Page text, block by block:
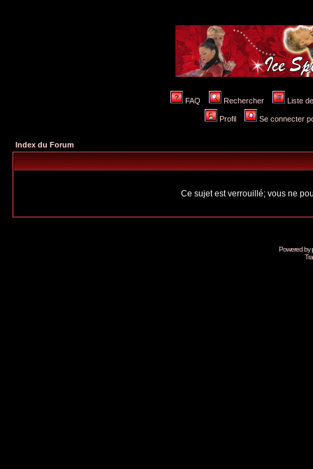
FAQ Rechercher Liste
Profil Se connecter
Index du Forum
Ce sujet est verrouillé; vous ne
Powered by